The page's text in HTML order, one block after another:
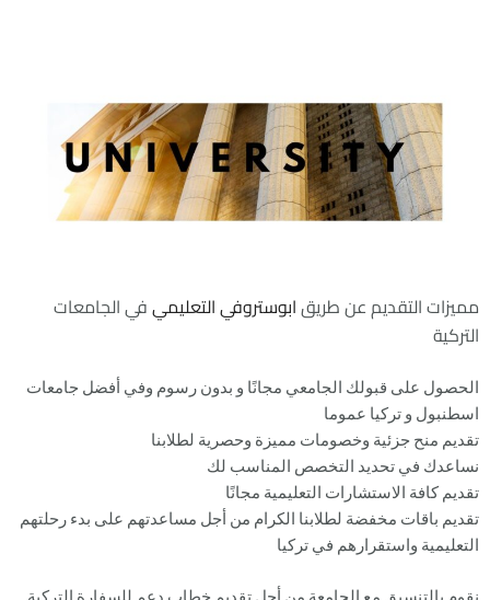
مميزات التقديم عن طريق ابوستروفي التعليمي في الجامعات
التركية
اسطنبول و تركيا عموما
تقديم منح جزئية وخصومات مميزة وحصرية لطلابنا
نساعدك في تحديد التخصص المناسب لك
تقديم كافة الاستشارات التعليمية مجانًا
تقديم باقات مخفضة لطلابنا الكرام من أجل مساعدتهم على بدء رحلتهم
التعليمية واستقرارهم في تركيا